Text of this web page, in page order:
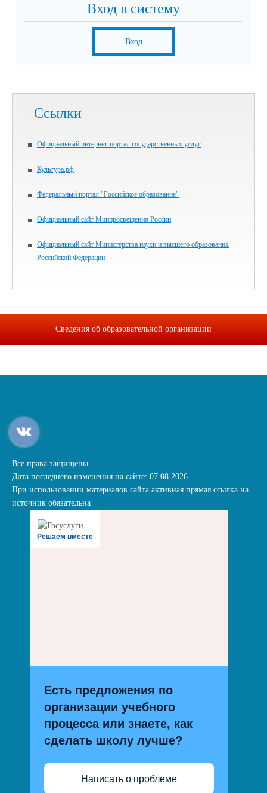
Вход в систему
Вход
Ссылки
Официальный интернет-портал государственных услуг
Культура.рф
Федеральный портал "Российское образование"
Официальный сайт Минпросвещения России
Официальный сайт Министерства науки и высшего образования
Российской Федерации
Сведения об образовательной организации
Все права защищены.
Дата последнего изменения на сайте: 07.08.2026
При использовании материалов сайта активная прямая ссылка на
источник обязательна
Решаем вместе
Есть предложения по
организации учебного
процесса или знаете, как
сделать школу лучше?
Написать о проблеме